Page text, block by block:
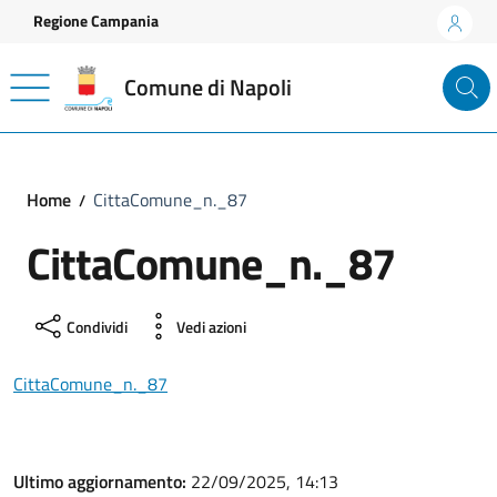
Vai ai contenuti
Vai al footer
Regione Campania
Comune di Napoli
Home CittaComune_n._87
CittaComune_n._87
Condividi Vedi azioni
CittaComune_n._87
Ultimo aggiornamento: 22/09/2025, 14:13